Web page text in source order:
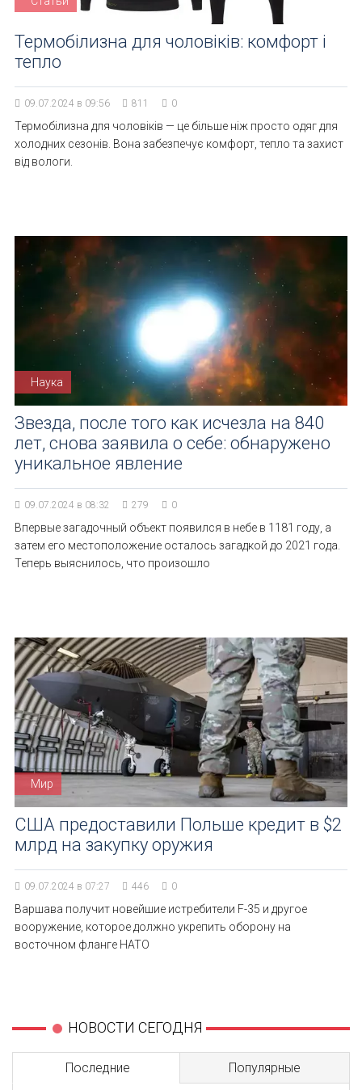
Термобілизна для чоловіків: комфорт і
тепло
09.07.2024 в 09:56 811 0
Термобілизна для чоловіків — це більше ніж просто одяг для
холодних сезонів. Вона забезпечує комфорт, тепло та захист
від вологи.
Наука
Звезда, после того как исчезла на 840
лет, снова заявила о себе: обнаружено
уникальное явление
09.07.2024 в 08:32 279 0
Впервые загадочный объект появился в небе в 1181 году, а
затем его местоположение осталось загадкой до 2021 года.
Теперь выяснилось, что произошло
Мир
США предоставили Польше кредит в $2
млрд на закупку оружия
09.07.2024 в 07:27 446 0
Варшава получит новейшие истребители F-35 и другое
вооружение, которое должно укрепить оборону на
восточном фланге НАТО
НОВОСТИ СЕГОДНЯ
Последние Популярные